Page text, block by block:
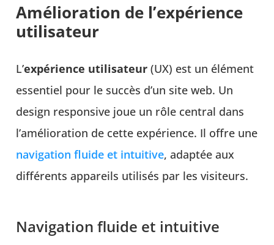
Amélioration de l’expérience
utilisateur
L’expérience utilisateur (UX) est un élément
essentiel pour le succès d’un site web. Un
design responsive joue un rôle central dans
l’amélioration de cette expérience. Il offre une
navigation fluide et intuitive, adaptée aux
différents appareils utilisés par les visiteurs.
Navigation fluide et intuitive